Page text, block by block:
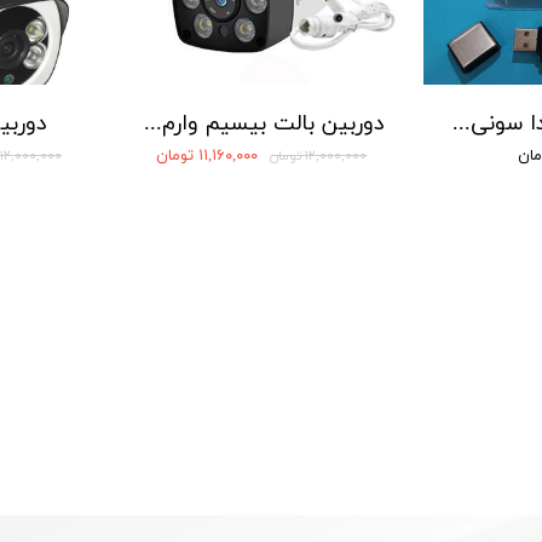
۱۲,۰۰۰,۰۰۰ تومان
دوربین بالت بیسیم وارم لایت دار
۱۲,۰۰۰,۰۰۰ تومان ۱۱,۱۶۰,۰۰۰ تومان
دستگاه ضبط صدا سونی مدل SONY 5560 - حافظه 16 گیگابایت